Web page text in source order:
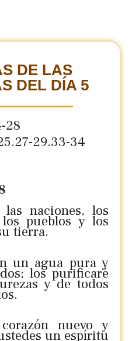
DE LAS
DEL DÍA 5
28
29.33-34
naciones, los
pueblos y los
tierra.
un agua pura y
los purificaré
y de todos
nuevo y
un espíritu